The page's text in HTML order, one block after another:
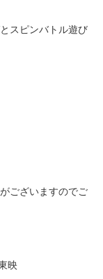
スピンバトル遊び
ございますのでご
映